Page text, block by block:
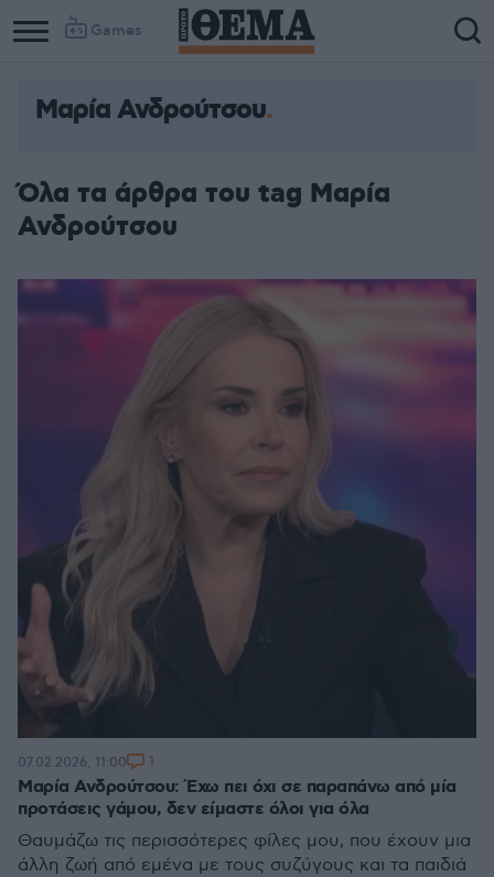
Games
Μαρία Ανδρούτσου
Όλα τα άρθρα του tag Μαρία
Ανδρούτσου
Μαρία Ανδρούτσου: Έχω πει όχι σε παραπάνω από μία
προτάσεις γάμου, δεν είμαστε όλοι για όλα
Θαυμάζω τις περισσότερες φίλες μου, που έχουν μια
άλλη ζωή από εμένα με τους συζύγους και τα παιδιά
07.02.2026, 11:00 1